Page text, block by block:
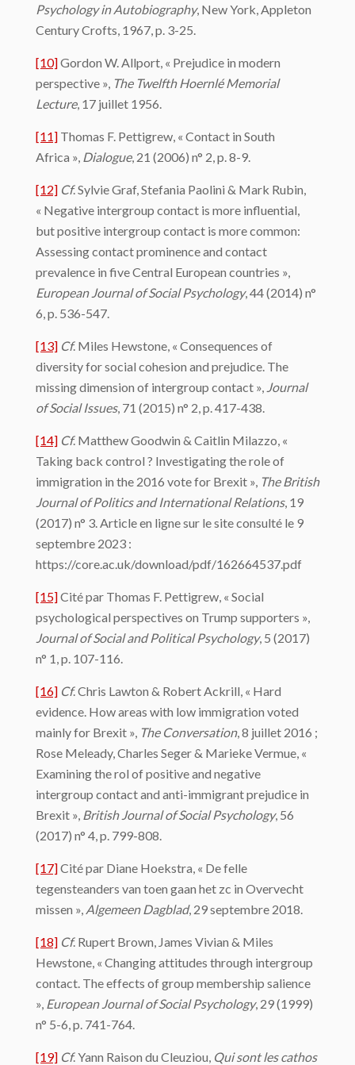
Psychology in Autobiography, New York, Appleton
Century Crofts, 1967, p. 3-25.
[10]Gordon W. Allport, « Prejudice in modern
perspective », The Twelfth Hoernlé Memorial
Lecture, 17 juillet 1956.
[11] Thomas F. Pettigrew, « Contact in South
Africa », Dialogue, 21 (2006) n° 2, p. 8-9.
[12] Cf. Sylvie Graf, Stefania Paolini & Mark Rubin,
« Negative intergroup contact is more influential,
but positive intergroup contact is more common:
Assessing contact prominence and contact
prevalence in five Central European countries »,
European Journal of Social Psychology, 44 (2014) n°
6, p. 536-547.
[13] Cf. Miles Hewstone, « Consequences of
diversity for social cohesion and prejudice. The
missing dimension of intergroup contact », Journal
of Social Issues, 71 (2015) n° 2, p. 417-438.
[14] Cf. Matthew Goodwin & Caitlin Milazzo, «
Taking back control ? Investigating the role of
immigration in the 2016 vote for Brexit », The British
Journal of Politics and International Relations, 19
(2017) n° 3. Article en ligne sur le site consulté le 9
septembre 2023 :
https://core.ac.uk/download/pdf/162664537.pdf
[15]Cité par Thomas F. Pettigrew, « Social
psychological perspectives on Trump supporters »,
Journal of Social and Political Psychology, 5 (2017)
n° 1, p. 107-116.
[16] Cf. Chris Lawton & Robert Ackrill, « Hard
evidence. How areas with low immigration voted
mainly for Brexit », The Conversation, 8 juillet 2016 ;
Rose Meleady, Charles Seger & Marieke Vermue, «
Examining the rol of positive and negative
intergroup contact and anti-immigrant prejudice in
Brexit », British Journal of Social Psychology, 56
(2017) n° 4, p. 799-808.
[17]Cité par Diane Hoekstra, « De felle
tegensteanders van toen gaan het zc in Overvecht
missen », Algemeen Dagblad, 29 septembre 2018.
[18] Cf. Rupert Brown, James Vivian & Miles
Hewstone, « Changing attitudes through intergroup
contact. The effects of group membership salience
», European Journal of Social Psychology, 29 (1999)
n° 5-6, p. 741-764.
[19] Cf. Yann Raison du Cleuziou, Qui sont les cathos